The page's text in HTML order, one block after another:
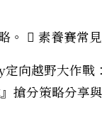
、A2數位學
。  素養賽常
向越野大作戰
搶分策略分享